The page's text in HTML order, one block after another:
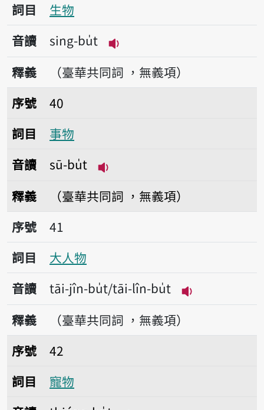
詞目
生物
音讀
sing-bu̍t
播放音讀sing-bu̍t
釋義
（臺華共同詞 ，無義項）
序號40事物
序號
40
詞目
事物
音讀
sū-bu̍t
釋義
（臺華共同詞 ，無義項）
序號41大人物
序號
41
詞目
大人物
音讀
tāi-jîn-bu̍t/tāi-lîn-bu̍t
播放音讀tāi-
釋義
（臺華共同詞 ，無義項）
序號42寵物
序號
42
詞目
寵物